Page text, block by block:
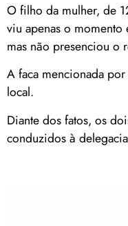
O filho da mulher, de
viu apenas o momento
mas não presenciou o
A faca mencionada
local.
Diante dos fatos, os
conduzidos à